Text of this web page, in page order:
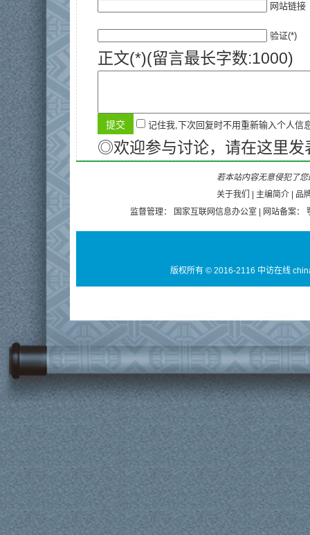
网站链接
验证(*)
正文(*)(留言最长字数:1000)
记住我,下次回复时不用重新输入个人信
◎欢迎参与讨论，请在这里发
若本站内容无意侵犯了
关于我们
主编简介
品
监督管理：
国家互联网信息办公室 | 网站备案：
版权所有 © 2016-2116 中访在线